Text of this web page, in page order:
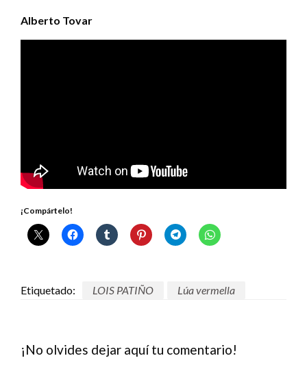
Alberto Tovar
¡Compártelo!
Etiquetado: LOIS PATIÑO Lúa vermella
¡No olvides dejar aquí tu comentario!